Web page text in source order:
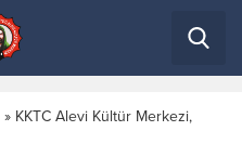
» KKTC Alevi Kültür Merkezi,